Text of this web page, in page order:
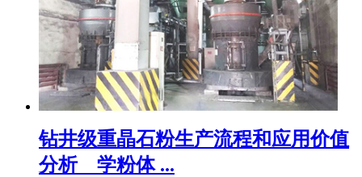
钻井级重晶石粉生产流程和应用价值
分析 _ 学粉体 ...